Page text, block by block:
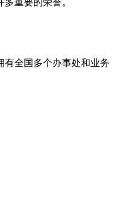
重要的荣誉。
有全国多个办事处和业务